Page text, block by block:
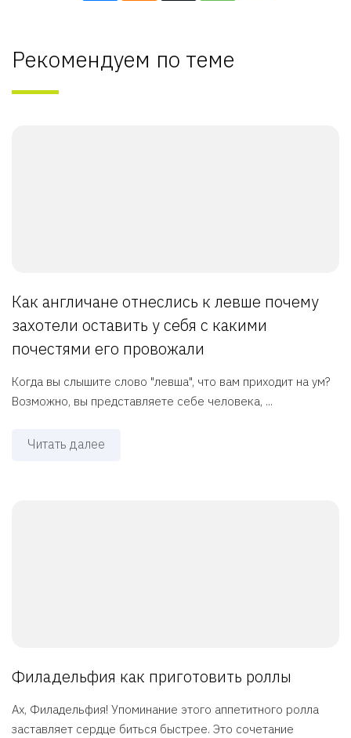
Рекомендуем по теме
Как англичане отнеслись к левше почему
захотели оставить у себя с какими
почестями его провожали
Когда вы слышите слово "левша", что вам приходит на ум?
Возможно, вы представляете себе человека, ...
Читать далее
Филадельфия как приготовить роллы
Ах, Филадельфия! Упоминание этого аппетитного ролла
заставляет сердце биться быстрее. Это сочетание